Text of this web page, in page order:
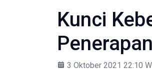
Kunci
3 Oktober 2021 22:10